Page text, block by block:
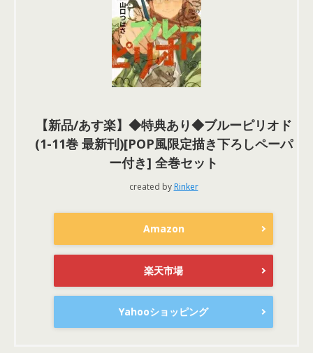
【新品/あす楽】◆特典あり◆ブルーピリオド
(1-11巻 最新刊)[POP風限定描き下ろしペーパ
ー付き] 全巻セット
created by Rinker
Amazon
楽天市場
Yahooショッピング